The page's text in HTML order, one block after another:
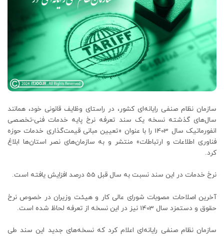
سازمان نظام صنفی رایانه‌ای کشور، در راستای وظایف قانونی خود، همانند
سال‌های گذشته نسخه یک سند تعرفه نرخ پایه خدمات فنی-تخصصی
انفورماتیک سال 1403 را با عنوان «تعیین مبانی قیمت‌گذاری خدمات حوزه
فناوری اطلاعات و ارتباطات» منتشر و به سازمان‌های نصر استان‌ها ابلاغ
کرد.
نرخ خدمات در این سند نسبت به سال قبل 55 درصد افزایش یافته است.
آخرین اصلاحات مصوبات شورای عالی کار و هیئت وزیران در خصوص نرخ
حقوق و دستمزد سال 1403 نیز در این نسخه از تعرفه لحاظ شده است.
سازمان نظام صنفی رایانه‌ای اعلام کرد که نسخه‌های جدید این سند طی